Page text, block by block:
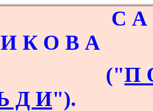
Й Т В
К О В А
("П
Д И").